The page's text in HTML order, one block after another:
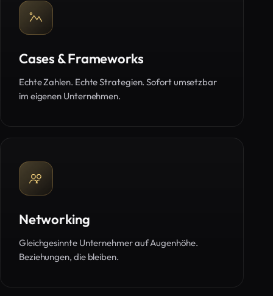
Cases & Frameworks
Echte Zahlen. Echte Strategien. Sofort umsetzbar
im eigenen Unternehmen.
Networking
Gleichgesinnte Unternehmer auf Augenhöhe.
Beziehungen, die bleiben.